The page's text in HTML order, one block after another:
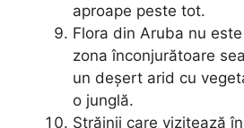
aproape peste tot.
Flora din Aruba nu
zona înconjurătoare
un deșert arid cu
o junglă.
Străinii care vizitează